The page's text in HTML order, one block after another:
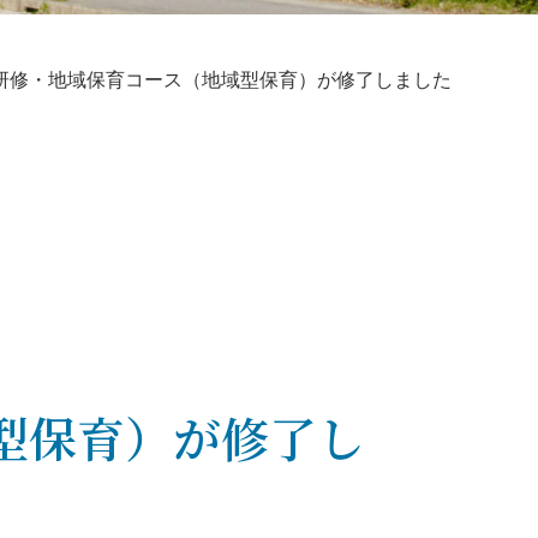
修・地域保育コース（地域型保育）が修了しました
保育）が修了し